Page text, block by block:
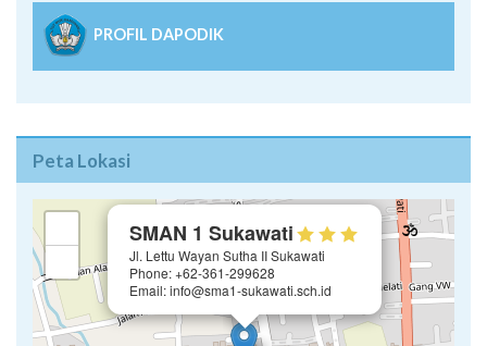
PROFIL DAPODIK
Peta Lokasi
SMAN 1 Sukawati
Jl. Lettu Wayan Sutha II Sukawati
Phone: +62-361-299628
Email: info@sma1-sukawati.sch.id